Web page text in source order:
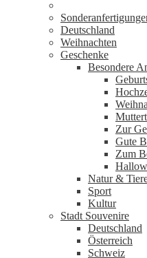
Deutschland
Weihnachten
Geschenke
Besondere
Zur
Gute
Zum
Natur &
Sport
Kultur
Stadt Souvenire
Deutschland
Österreich
Schweiz